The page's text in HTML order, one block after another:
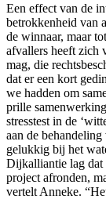
Een effect van de
betrokkenheid van
de winnaar, maar
afvallers heeft zich
mag, die
dat er een kort
we hadden om
prille
stresstest in de
aan de
gelukkig bij het
Dijkalliantie lag dat
project afronden,
vertelt Anneke.